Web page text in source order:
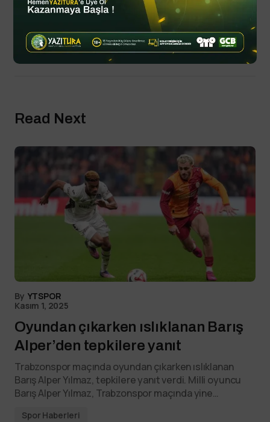
YTSPOR
Kasım 01, 2025
Spor Haberleri
Read Next
By YTSPOR
Kasım 1, 2025
Oyundan çıkarken ıslıklanan Barış
Alper’den tepkilere yanıt
Trabzonspor maçında oyundan çıkarken ıslıklanan
Barış Alper Yılmaz, tepkilere yanıt verdi. Milli oyuncu
Barış Alper Yılmaz, Trabzonspor maçında yine…
Spor Haberleri